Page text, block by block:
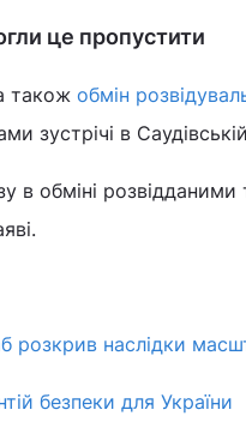
це пропустити
також обмін
зустрічі в
в обміні розвідданими
наслідки
безпеки для України